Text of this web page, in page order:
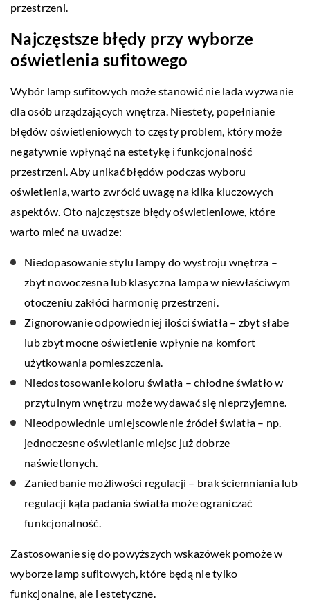
przestrzeni.
Najczęstsze błędy przy wyborze
oświetlenia sufitowego
Wybór lamp sufitowych może stanowić nie lada wyzwanie
dla osób urządzających wnętrza. Niestety, popełnianie
błędów oświetleniowych to częsty problem, który może
negatywnie wpłynąć na estetykę i funkcjonalność
przestrzeni. Aby unikać błędów podczas wyboru
oświetlenia, warto zwrócić uwagę na kilka kluczowych
aspektów. Oto najczęstsze błędy oświetleniowe, które
warto mieć na uwadze:
Niedopasowanie stylu lampy do wystroju wnętrza –
zbyt nowoczesna lub klasyczna lampa w niewłaściwym
otoczeniu zakłóci harmonię przestrzeni.
Zignorowanie odpowiedniej ilości światła – zbyt słabe
lub zbyt mocne oświetlenie wpłynie na komfort
użytkowania pomieszczenia.
Niedostosowanie koloru światła – chłodne światło w
przytulnym wnętrzu może wydawać się nieprzyjemne.
Nieodpowiednie umiejscowienie źródeł światła – np.
jednoczesne oświetlanie miejsc już dobrze
naświetlonych.
Zaniedbanie możliwości regulacji – brak ściemniania lub
regulacji kąta padania światła może ograniczać
funkcjonalność.
Zastosowanie się do powyższych wskazówek pomoże w
wyborze lamp sufitowych, które będą nie tylko
funkcjonalne, ale i estetyczne.